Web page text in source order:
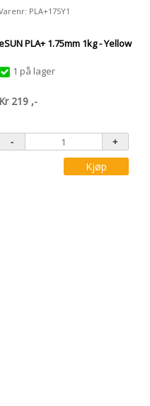
PLA+175Y1
PLA+ 1.75mm 1kg - Yellow
1 på lager
Kr 219 ,-
Kjøp